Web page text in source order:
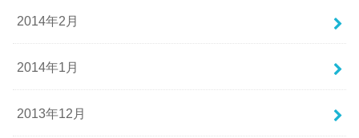
2014年2月
2014年1月
2013年12月